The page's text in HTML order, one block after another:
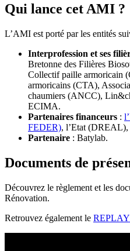
Qui lance cet AMI ?
L’AMI est porté par les entités
Interprofession et ses
Bretonne des Filières
Collectif paille armoricain
armoricains (CTA),
chaumiers (ANCC),
ECIMA.
Partenaires financeurs :
FEDER), l’Etat
Partenaire : Batylab.
Documents de
Découvrez le règlement et les
Rénovation.
Retrouvez également le REPLAY